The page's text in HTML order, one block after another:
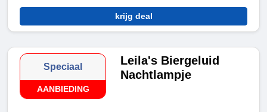
krijg deal
Speciaal
AANBIEDING
Leila's Biergeluid
Nachtlampje